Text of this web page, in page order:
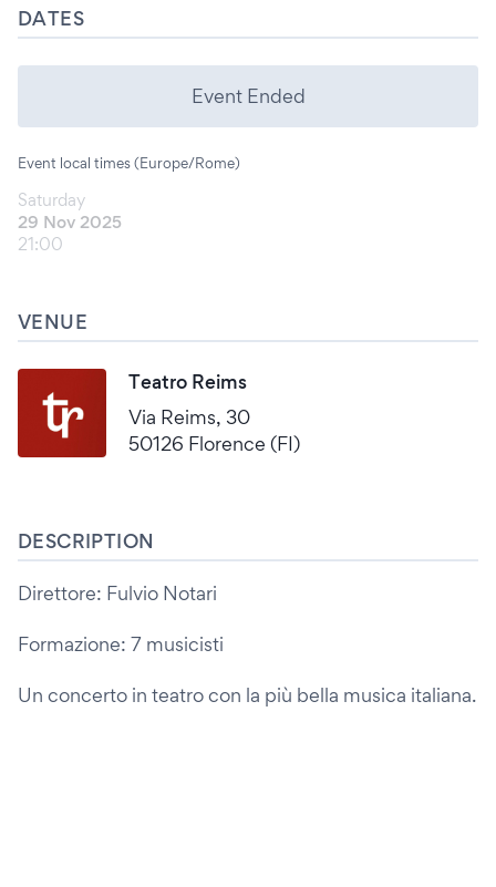
DATES
Event Ended
Event local times (Europe/Rome)
Saturday
29 Nov 2025
21:00
VENUE
Teatro Reims
Via Reims, 30
50126 Florence (FI)
DESCRIPTION
Direttore: Fulvio Notari
Formazione: 7 musicisti
Un concerto in teatro con la più bella musica italiana.